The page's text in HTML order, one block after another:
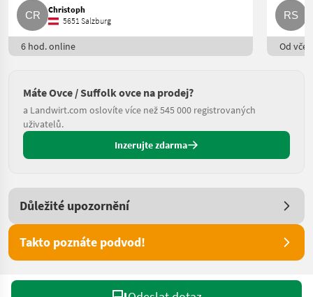
Christoph
5651 Salzburg
6 hod. online Od
Máte Ovce / Suffolk ovce na prodej?
a Landwirt.com oslovíte více než 545 000 registrovaných
uživatelů.
Inzerujte zdarma
Důležité upozornění
Takto poznáte podvod!